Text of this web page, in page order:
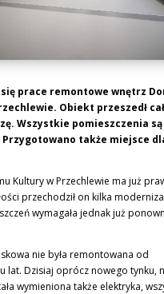
się prace remontowe wnętrz
Obiekt przeszedł
Wszystkie pomieszczenia
także miejsce
Kultury w Przechlewie ma już
przechodził on kilka
wymagała jednak już
nie była remontowana od
lat. Dzisiaj oprócz nowego tynku,
wymieniona także elektryka,